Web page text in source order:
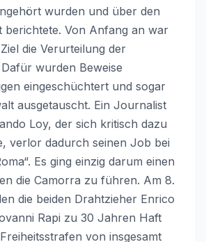
wurden und über den
berichtete. Von Anfang an war
die Verurteilung der
wurden Beweise
eingeschüchtert und sogar
ausgetauscht. Ein Journalist
Loy, der sich kritisch dazu
verlor dadurch seinen Job bei
Es ging einzig darum einen
die Camorra zu führen. Am 8.
die beiden Drahtzieher Enrico
Rapi zu 30 Jahren Haft
von insgesamt